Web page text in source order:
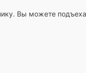
Вы можете